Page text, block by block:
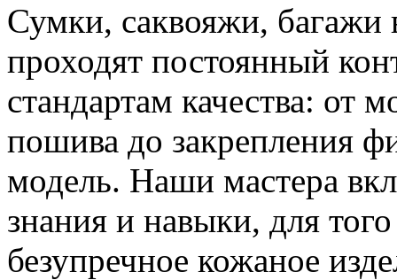
Сумки, саквояжи, багажи
проходят постоянный
стандартам качества: от
пошива до закрепления
модель. Наши мастера
знания и навыки, для
безупречное кожаное